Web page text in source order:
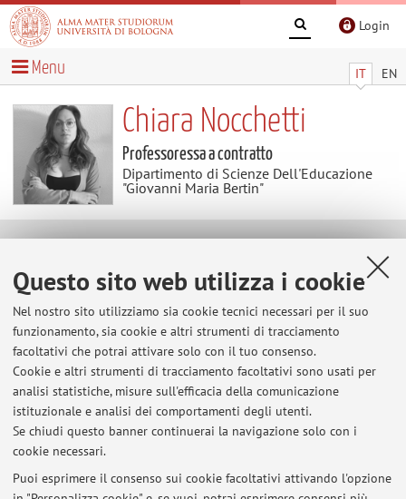
Questo sito web utilizza i cookie
Nel nostro sito utilizziamo sia cookie tecnici necessari per il suo
funzionamento, sia cookie e altri strumenti di tracciamento
facoltativi che potrai attivare solo con il tuo consenso.
Cookie e altri strumenti di tracciamento facoltativi sono usati per
analisi statistiche, misure sull'efficacia della comunicazione
istituzionale e analisi dei comportamenti degli utenti.
Se chiudi questo banner continuerai la navigazione solo con i
cookie necessari.
Puoi esprimere il consenso sui cookie facoltativi attivando l'opzione
Login
IT EN
Menu
Chiara Nocchetti
Professoressa a contratto
Dipartimento di Scienze Dell'Educazione
"Giovanni Maria Bertin"
E-mail: chiara.nocchetti@unibo.it
Dipartimento di Scienze Dell'Educazione "Giovanni
Maria Bertin"
Via Filippo Re 6, Bologna -
Vai alla mappa